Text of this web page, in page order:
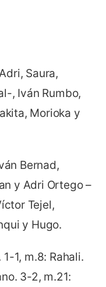
Saura,
, Iván Rumbo,
Morioka y
Bernad,
y Adri Ortego –
Tejel,
y Hugo.
1, m.8: Rahali.
3-2, m.21: